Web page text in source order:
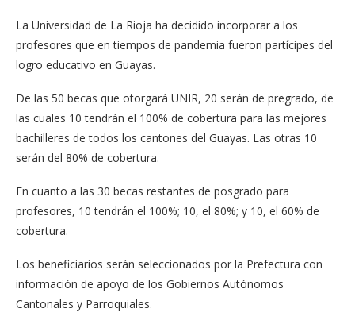
La Universidad de La Rioja ha decidido incorporar a los
profesores que en tiempos de pandemia fueron partícipes del
logro educativo en Guayas.
De las 50 becas que otorgará UNIR, 20 serán de pregrado, de
las cuales 10 tendrán el 100% de cobertura para las mejores
bachilleres de todos los cantones del Guayas. Las otras 10
serán del 80% de cobertura.
En cuanto a las 30 becas restantes de posgrado para
profesores, 10 tendrán el 100%; 10, el 80%; y 10, el 60% de
cobertura.
Los beneficiarios serán seleccionados por la Prefectura con
información de apoyo de los Gobiernos Autónomos
Cantonales y Parroquiales.